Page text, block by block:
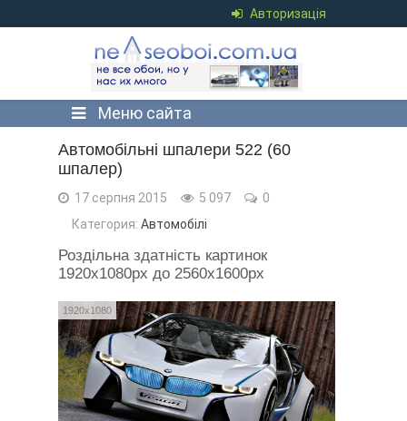
Авторизація
Меню сайта
Автомобільні шпалери 522 (60
шпалер)
17 серпня 2015 5 097
0
Категория: Автомобілі
Роздільна здатність картинок
1920x1080px до 2560x1600px
1920x1080